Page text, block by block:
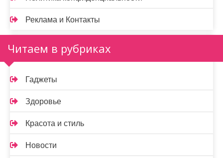
Реклама и Контакты
Читаем в рубриках
Гаджеты
Здоровье
Красота и стиль
Новости